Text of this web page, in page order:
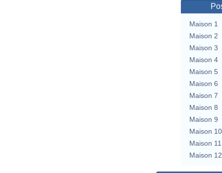
Maison 1
Maison 2
Maison 3
Maison 4
Maison 5
Maison 6
Maison 7
Maison 8
Maison 9
Maison 10
Maison 11
Maison 12